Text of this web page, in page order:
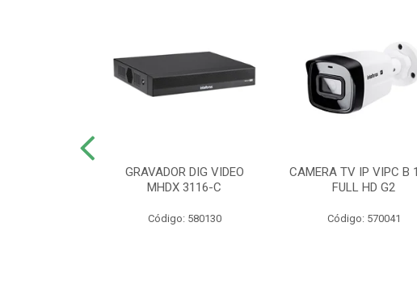
GRAVADOR DIG VIDEO
MHDX 3116-C
Código: 580130
CAMERA TV IP VIPC B
FULL HD G2
Código: 570041